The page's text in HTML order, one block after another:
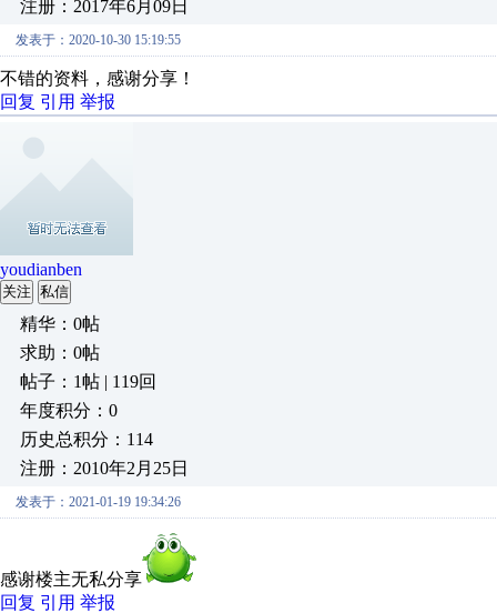
注册：2017年6月09日
发表于：2020-10-30 15:19:55
不错的资料，感谢分享！
回复 引用 举报
youdianben
关注 私信
精华：0帖
求助：0帖
帖子：1帖 | 119回
年度积分：0
历史总积分：114
注册：2010年2月25日
发表于：2021-01-19 19:34:26
感谢楼主无私分享
回复 引用 举报